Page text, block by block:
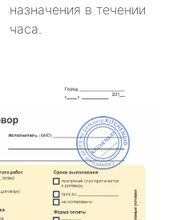
назначения в течении
часа.